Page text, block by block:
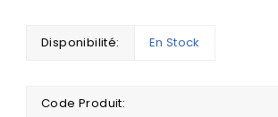
Disponibilité: En Stock
Code Produit: